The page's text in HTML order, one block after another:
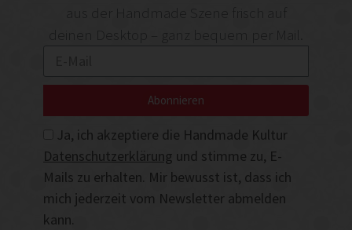
deinen Desktop – ganz bequem per Mail.
Ja, ich akzeptiere die Handmade Kultur
Datenschutzerklärung und stimme zu, E-
Mails zu erhalten. Mir bewusst ist, dass ich
mich jederzeit vom Newsletter abmelden
kann.
Abonnieren